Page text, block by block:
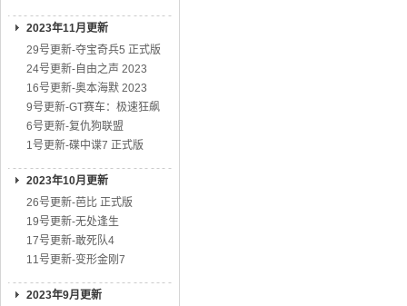
2023年11月更新
29号更新-夺宝奇兵5 正式版
24号更新-自由之声 2023
16号更新-奥本海默 2023
9号更新-GT赛车：极速狂飙
6号更新-复仇狗联盟
1号更新-碟中谍7 正式版
2023年10月更新
26号更新-芭比 正式版
19号更新-无处逢生
17号更新-敢死队4
11号更新-变形金刚7
2023年9月更新